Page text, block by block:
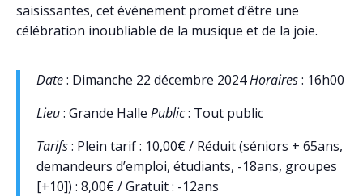
saisissantes, cet événement promet d’être une
célébration inoubliable de la musique et de la joie.
Date: Dimanche 22 décembre 2024Horaires: 16h00
Lieu: Grande Halle Public: Tout public
Tarifs: Plein tarif : 10,00€ / Réduit (séniors + 65ans,
demandeurs d’emploi, étudiants, -18ans, groupes
[+10]) : 8,00€ / Gratuit : -12ans